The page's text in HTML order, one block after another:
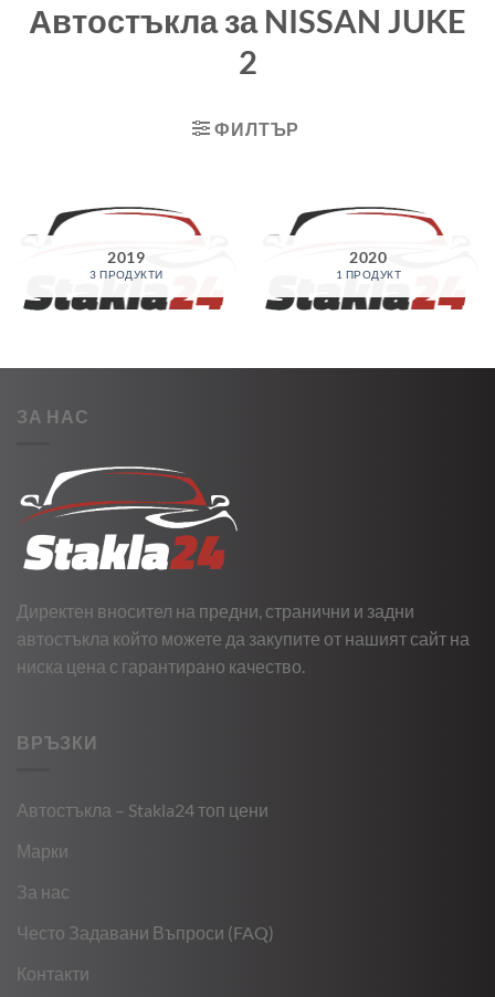
Автостъкла за NISSAN JUKE
2
ФИЛТЪР
2019
3 ПРОДУКТИ
2020
1 ПРОДУКТ
ЗА НАС
Директен вносител на предни, странични и задни
автостъкла който можете да закупите от нашият сайт на
ниска цена с гарантирано качество.
ВРЪЗКИ
Автостъкла – Stakla24 топ цени
Марки
За нас
Често Задавани Въпроси (FAQ)
Контакти